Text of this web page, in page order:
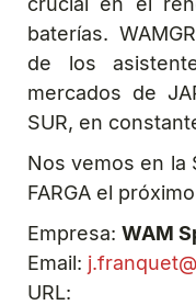
baterías.
de los
mercados de
SUR, en
Nos vemos en la
FARGA el
Empresa: WAM
Email: